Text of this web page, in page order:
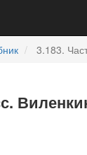
3.183.